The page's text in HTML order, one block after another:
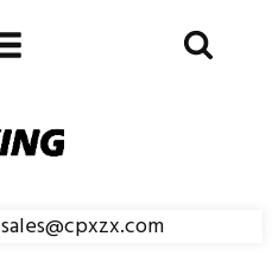
sales@cpxzx.com